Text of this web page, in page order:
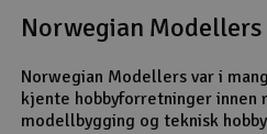
Norwegian
Norwegian Modellers var i
kjente hobbyforretninger
modellbygging og teknisk